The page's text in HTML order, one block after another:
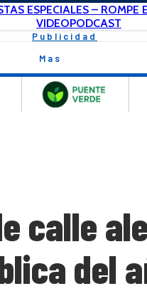
ESPECIALES – ROMPE
VIDEOPODCAST
Publicidad
Mas
calle
del